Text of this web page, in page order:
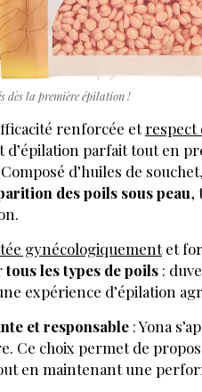
dès la première épilation !
renforcée etrespect
parfait tout en
d’huiles de
des poils sous peau,
gynécologiquementet
tous les types de poils :
expérience d’épilation
et responsable : Yona
Ce choix permet de
en maintenant une